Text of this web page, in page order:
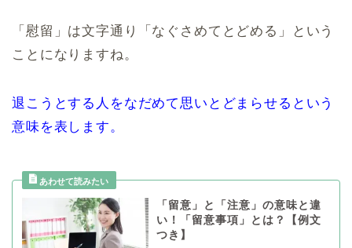
「慰留」は文字通り「なぐさめてとどめる」という
ことになりますね。
退こうとする人をなだめて思いとどまらせるという
意味を表します。
「留意」と「注意」の意味と違
い！「留意事項」とは？【例文
つき】